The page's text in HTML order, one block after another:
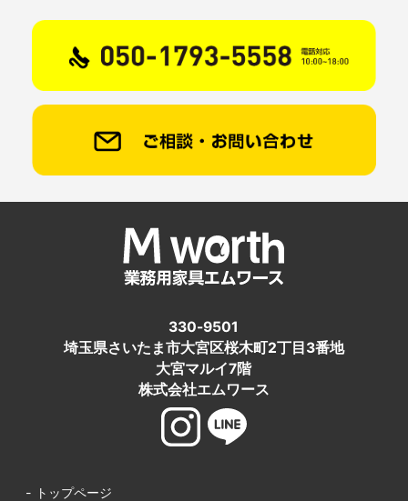
330-9501
埼玉県さいたま市大宮区桜木町2丁目3番地
大宮マルイ7階
株式会社エムワース
- トップページ